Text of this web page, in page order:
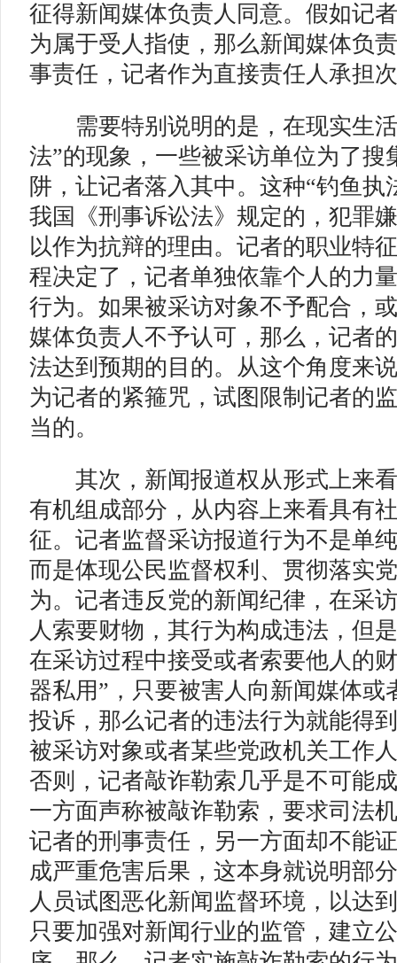
征得新闻媒体负责人同意。假如记
为属于受人指使，那么新闻媒体负
事责任，记者作为直接责任人承担
需要特别说明的是，在现实生活
法”的现象，一些被采访单位为了搜
阱，让记者落入其中。这种“钓鱼执
我国《刑事诉讼法》规定的，犯罪
以作为抗辩的理由。记者的职业特
程决定了，记者单独依靠个人的力
行为。如果被采访对象不予配合，
媒体负责人不予认可，那么，记者
法达到预期的目的。从这个角度来
为记者的紧箍咒，试图限制记者的
当的。
其次，新闻报道权从形式上来看
有机组成部分，从内容上来看具有
征。记者监督采访报道行为不是单
而是体现公民监督权利、贯彻落实
为。记者违反党的新闻纪律，在采
人索要财物，其行为构成违法，但
在采访过程中接受或者索要他人的
器私用”，只要被害人向新闻媒体或
投诉，那么记者的违法行为就能得
被采访对象或者某些党政机关工作
否则，记者敲诈勒索几乎是不可能
一方面声称被敲诈勒索，要求司法
记者的刑事责任，另一方面却不能
成严重危害后果，这本身就说明部
人员试图恶化新闻监督环境，以达
只要加强对新闻行业的监管，建立